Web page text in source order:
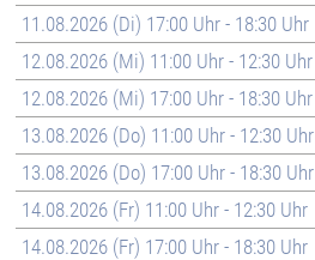
11.08.2026 (Di) 17:00 Uhr - 18:30 Uhr
12.08.2026 (Mi) 11:00 Uhr - 12:30 Uhr
12.08.2026 (Mi) 17:00 Uhr - 18:30 Uhr
13.08.2026 (Do) 11:00 Uhr - 12:30 Uhr
13.08.2026 (Do) 17:00 Uhr - 18:30 Uhr
14.08.2026 (Fr) 11:00 Uhr - 12:30 Uhr
14.08.2026 (Fr) 17:00 Uhr - 18:30 Uhr